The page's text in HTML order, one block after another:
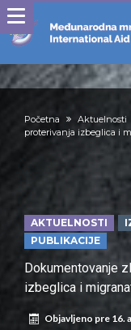
Početna Aktuelnosti
proterivanja izbeglica i
AKTUELNOSTI
PUBLIKACIJE
Dokumentovanje
izbeglica i
Objavljeno pre 16.